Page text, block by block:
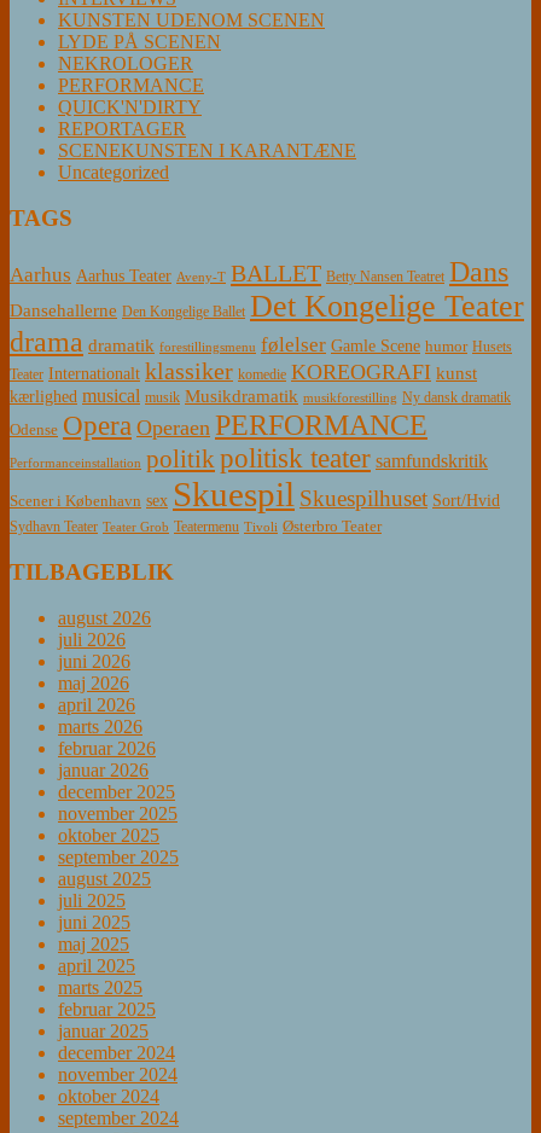
KUNSTEN UDENOM SCENEN
LYDE PÅ SCENEN
NEKROLOGER
PERFORMANCE
QUICK'N'DIRTY
REPORTAGER
SCENEKUNSTEN I KARANTÆNE
Uncategorized
TAGS
Aarhus Aarhus Teater Aveny-T BALLET Betty Nansen Teatret Dans
Dansehallerne Den Kongelige Ballet Det Kongelige Teater
drama dramatik forestillingsmenu følelser Gamle Scene humor Husets
Teater Internationalt klassiker komedie KOREOGRAFI kunst
kærlighed musical musik Musikdramatik musikforestilling Ny dansk dramatik
Odense Opera Operaen PERFORMANCE
Performanceinstallation politikpolitisk teater samfundskritik
Scener i København sex Skuespil Skuespilhuset Sort/Hvid
Sydhavn Teater Teater Grob Teatermenu Tivoli Østerbro Teater
TILBAGEBLIK
august 2026
juli 2026
juni 2026
maj 2026
april 2026
marts 2026
februar 2026
januar 2026
december 2025
november 2025
oktober 2025
september 2025
august 2025
juli 2025
juni 2025
maj 2025
april 2025
marts 2025
februar 2025
januar 2025
december 2024
november 2024
oktober 2024
september 2024